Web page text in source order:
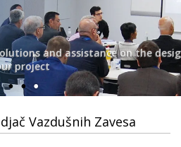
and assistance on the
project
Vazdušnih Zavesa